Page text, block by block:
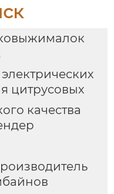
цитрусовых
качества